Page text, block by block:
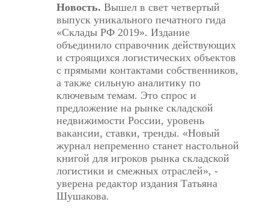
Новость. Вышел в свет четвертый
выпуск уникального печатного гида
«Склады РФ 2019». Издание
объединило справочник действующих
и строящихся логистических объектов
с прямыми контактами собственников,
а также сильную аналитику по
ключевым темам. Это спрос и
предложение на рынке складской
недвижимости России, уровень
вакансии, ставки, тренды. «Новый
журнал непременно станет настольной
книгой для игроков рынка складской
логистики и смежных отраслей», -
уверена редактор издания Татьяна
Шушакова.